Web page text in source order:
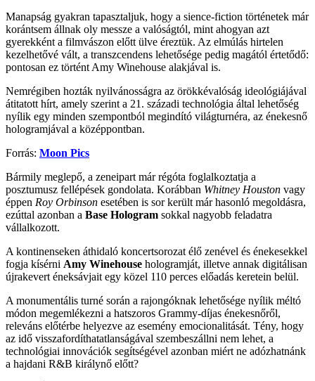
Manapság gyakran tapasztaljuk, hogy a sience-fiction történetek már
korántsem állnak oly messze a valóságtól, mint ahogyan azt
gyerekként a filmvászon előtt ülve éreztük. Az elmúlás hirtelen
kezelhetővé vált, a transzcendens lehetősége pedig magától értetődő:
pontosan ez történtAmy Winehouse alakjával is.
Nemrégiben hozták nyilvánosságra az örökkévalóság ideológiájával
átitatott hírt, amely szerint a 21. századi technológia által lehetőség
nyílik egy minden szempontból megindító világturnéra, az énekesnő
hologramjával a középpontban.
Forrás: Moon Pics
Bármily meglepő, a zeneipart már régóta foglalkoztatja a
posztumusz fellépések gondolata. Korábban Whitney Houston vagy
éppen Roy Orbinson esetében is sor került már hasonló megoldásra,
ezúttal azonban a Base Hologram sokkal nagyobb feladatra
vállalkozott.
A kontinenseken áthidaló koncertsorozat élő zenével és énekesekkel
fogja kísérni Amy Winehouse hologramját, illetve annak digitálisan
újrakevert éneksávjait egy közel 110 perces előadás keretein belül.
A monumentális turné során a rajongóknak lehetősége nyílik méltó
módon megemlékezni a hatszoros Grammy-díjas énekesnőről,
releváns előtérbe helyezve az esemény emocionalitását. Tény, hogy
az idő visszafordíthatatlanságával szembeszállni nem lehet, a
technológiai innovációk segítségével azonban miért ne adózhatnánk
a hajdani R&B királynő előtt?